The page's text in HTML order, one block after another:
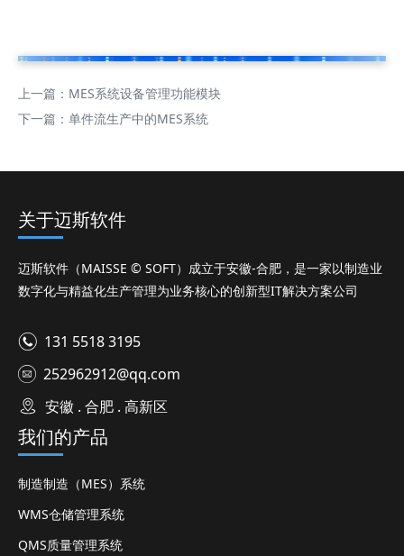
上一篇： MES系统设备管理功能模块
下一篇： 单件流生产中的MES系统
关于迈斯软件
迈斯软件（MAISSE © SOFT）成立于安徽-合肥，是一家以制造业
数字化与精益化生产管理为业务核心的创新型IT解决方案公司
131 5518 3195
252962912@qq.com
安徽 . 合肥 . 高新区
我们的产品
制造制造（MES）系统
WMS仓储管理系统
QMS质量管理系统